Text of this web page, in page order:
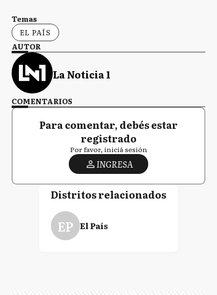
Temas
EL PAÍS
AUTOR
La Noticia 1
COMENTARIOS
Para comentar, debés estar
registrado
Por favor, iniciá sesión
INGRESA
Distritos relacionados
EP El País